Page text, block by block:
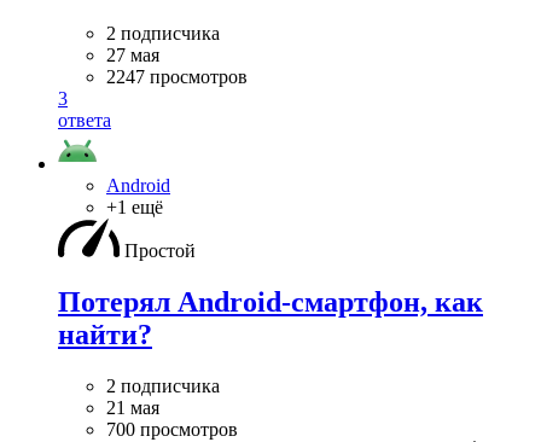
2 подписчика
27 мая
2247 просмотров
3
ответа
Android
+1 ещё
Простой
Потерял Android-смартфон, как
найти?
2 подписчика
21 мая
700 просмотров